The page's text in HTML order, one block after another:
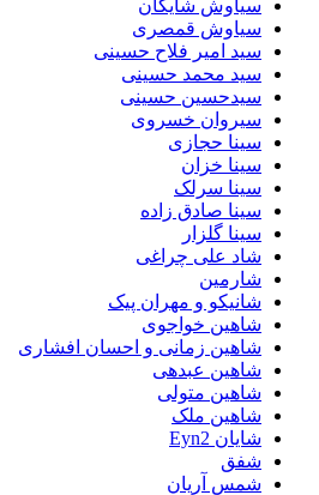
سیاوش شایگان
سیاوش قمصری
سید امیر فلاح حسینی
سید محمد حسینی
سیدحسین حسینی
سیروان خسروی
سینا حجازی
سینا خزان
سینا سرلک
سینا صادق زاده
سینا گلزار
شاد علی چراغی
شارمین
شانیکو و مهران پیک
شاهین خواجوی
شاهین زمانی و احسان افشاری
شاهین عبدهی
شاهین متولی
شاهین ملک
شایان Eyn2
شفق
شمس آریان